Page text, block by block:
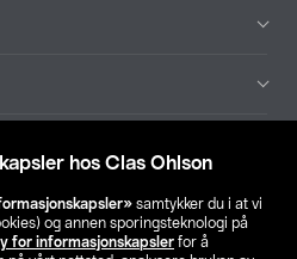
hos Clas Ohlson
samtykker du i at vi
og annen sporingsteknologi på
for informasjonskapsler for å